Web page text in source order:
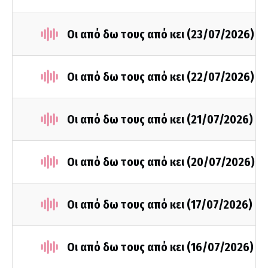
Οι από δω τους από κει (23/07/2026)
Οι από δω τους από κει (22/07/2026)
Οι από δω τους από κει (21/07/2026)
Οι από δω τους από κει (20/07/2026)
Οι από δω τους από κει (17/07/2026)
Οι από δω τους από κει (16/07/2026)